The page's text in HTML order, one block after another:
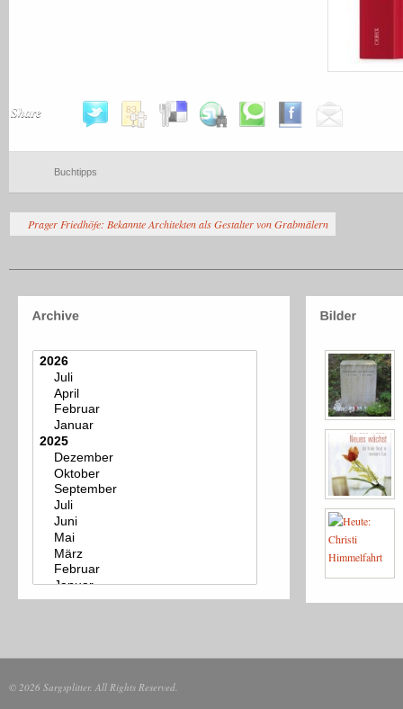
Share
Buchtipps
Prager Friedhöfe: Bekannte Architekten als Gestalter von Grabmälern
© 2026 Sargsplitter. All Rights Reserved.